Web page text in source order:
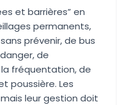
et barrières” en
permanents,
prévenir, de bus
de
fréquentation, de
poussière. Les
leur gestion doit